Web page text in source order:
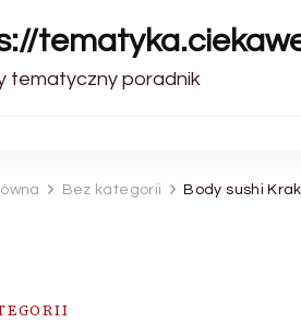
tematyczny poradnik
Bez kategorii Body sushi